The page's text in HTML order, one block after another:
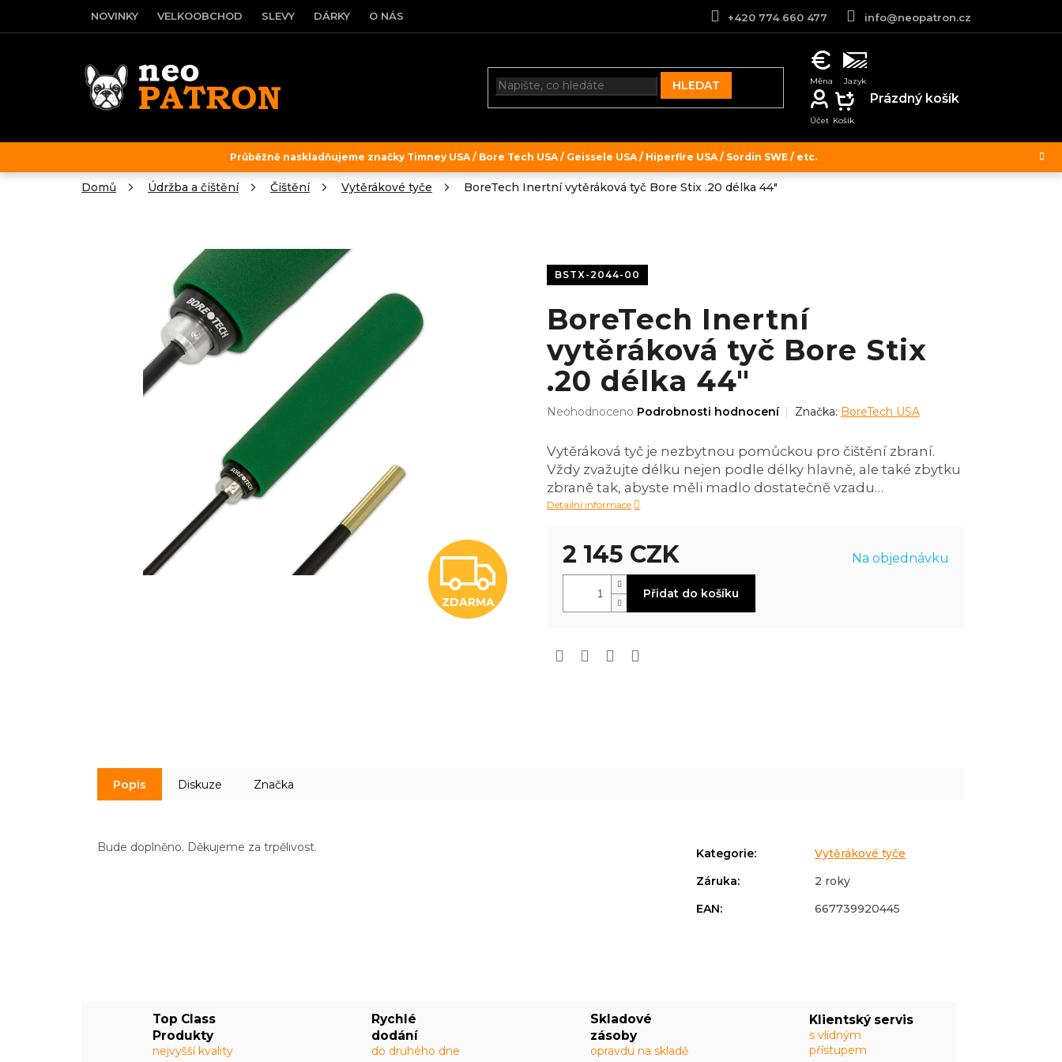
obsah
Průběžně naskladňujeme značky Timney USA / Bore Tech USA / Geissele USA / Hiperfire USA / Sordin SWE / etc.
+420 774 660 477 info@neopatron.cz
NOVINKY VELKOOBCHOD SLEVY DÁRKY O NÁS
HLEDAT
NÁKUPNÍ
KOŠÍK
Prázdný košík
Domů Údržba a čištění Čištění Vytěrákové tyče BoreTech Inertní vytěráková tyč Bore Stix .20 délka 44"
Z
D
ZDARMA
BoreTech Inertní
vytěráková tyč Bore Stix
.20 délka 44"
BSTX-2044-00
Průměrné
je
0,0
z
5
Neohodnoceno Podrobnosti hodnocení Značka: BoreTech USA
2 145 CZK Na objednávku
Přidat do košíku
Vytěráková tyč je nezbytnou pomůckou pro čištění zbraní.
Vždy zvažujte délku nejen podle délky hlavně, ale také zbytku
zbraně tak, abyste měli madlo dostatečně vzadu…
Detailní informace
Top Class
Produkty
nejvyšší kvality
Rychlé
dodání
do druhého dne
Skladové
zásoby
opravdu na skladě
Klientský servis
s vlídným
přístupem
Popis Diskuze Značka
Bude doplněno. Děkujeme za trpělivost. Kategorie:
Vytěrákové tyče
Záruka:
2 roky
EAN: 667739920445